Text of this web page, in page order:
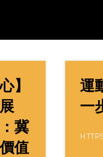
】
冀
值
運
一